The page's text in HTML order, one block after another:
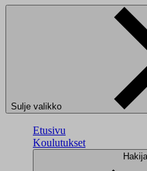
Sulje valikko
Etusivu
Koulutukset